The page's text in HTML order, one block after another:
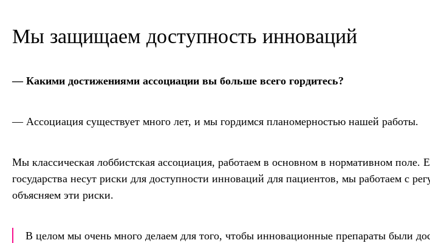
Мы защищаем доступность инноваций
— Какими достижениями ассоциации вы больше всего гордитесь?
— Ассоциация существует много лет, и мы гордимся планомерностью нашей работы.
Мы классическая лоббистская ассоциация, работаем в основном в нормативном
государства несут риски для доступности инноваций для пациентов, мы работаем с
объясняем эти риски.
В целом мы очень много делаем для того, чтобы инновационные препараты были